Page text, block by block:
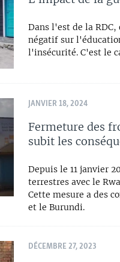
Dans l'est de la
négatif sur
l'insécurité. C'est le
JANVIER 18, 2024
Fermeture des
subit les
Depuis le 11 janvier
terrestres avec le
Cette mesure a des
et le Burundi.
DÉCEMBRE 27, 2023